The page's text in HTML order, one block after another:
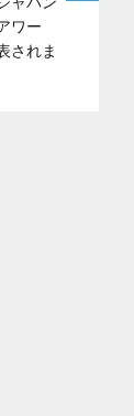
ワー
されま